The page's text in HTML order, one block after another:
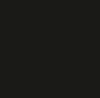
e do
“UOL”, o acionista